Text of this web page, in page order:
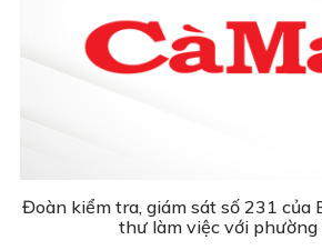
Đoàn kiểm tra, giám sát số 231 của
thư làm việc với phường